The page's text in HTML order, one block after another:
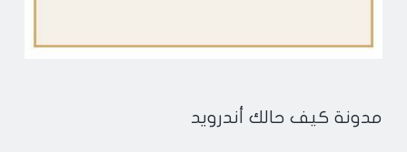
مدونة كيف حالك أندرويد